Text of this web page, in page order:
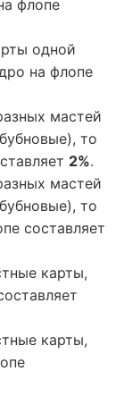
флопе
одной
на флопе
мастей
то
2%.
мастей
то
составляет
карты,
карты,